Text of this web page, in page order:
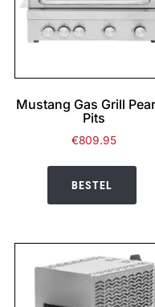
Mustang Gas Grill
Pits
€809.95
BESTEL